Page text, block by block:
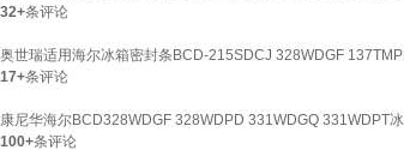
32+条评论
奥世瑞适用海尔冰箱密封条BCD-215SDCJ 328WDGF
17+条评论
康尼华海尔BCD328WDGF 328WDPD 331WDGQ 331WDPT
100+条评论